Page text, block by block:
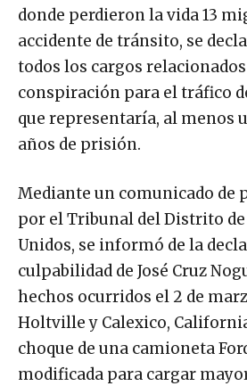
donde perdieron la vida 13
accidente de tránsito, se
todos los cargos
conspiración para el tráfico
que representaría, al menos
años de prisión.
Mediante un comunicado de
por el Tribunal del Distrito de
Unidos, se informó de la
culpabilidad de José Cruz
hechos ocurridos el 2 de
Holtville y Calexico,
choque de una camioneta
modificada para cargar